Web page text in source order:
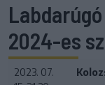
2024-es
2023. 07.